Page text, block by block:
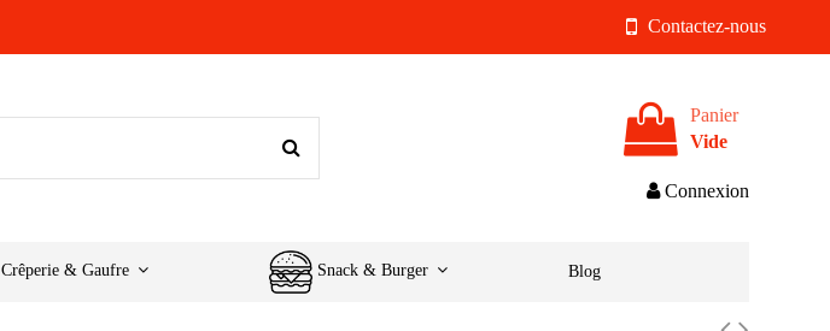
Contactez-nous
Panier
Vide
Connexion
Crêperie & Gaufre Snack & Burger Blog